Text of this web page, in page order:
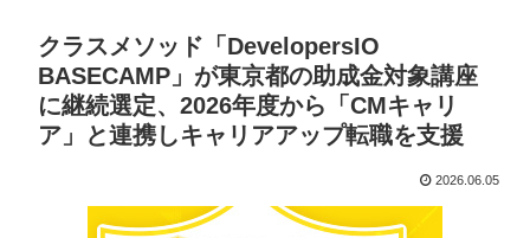
クラスメソッド「DevelopersIO
BASECAMP」が東京都の助成金対象講座
に継続選定、2026年度から「CMキャリ
ア」と連携しキャリアアップ転職を支援
2026.06.05